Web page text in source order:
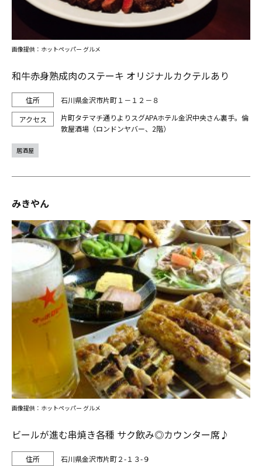
和牛赤身熟成肉のステーキ オリジナルカクテルあり
石川県金沢市片町１－１２－８
片町タテマチ通りよりスグAPAホテル金沢中央さん裏手。倫
敦屋酒場（ロンドンヤバー、2階）
画像提供：ホットペッパー グルメ
居酒屋
みきやん
ビールが進む串焼き各種 サク飲み◎カウンター席♪
石川県金沢市片町２-１３-９
画像提供：ホットペッパー グルメ